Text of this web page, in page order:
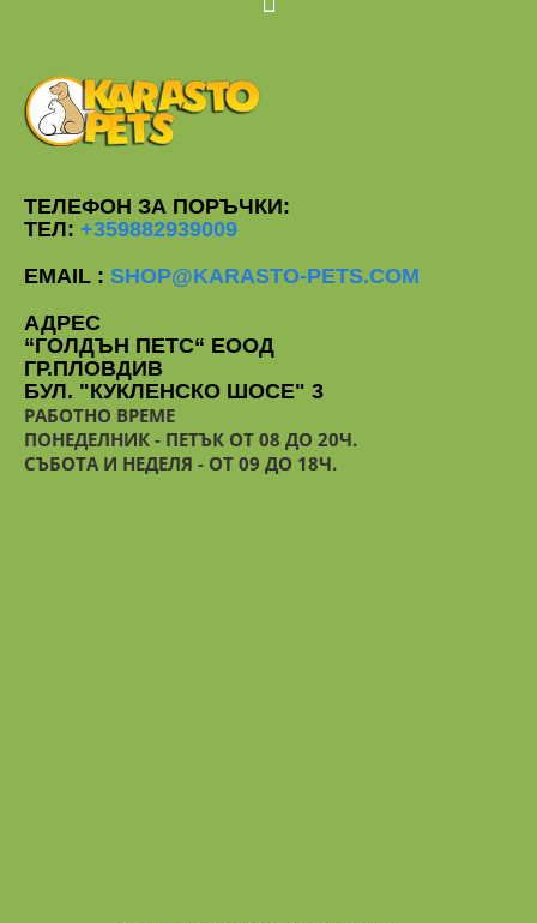
ТЕЛЕФОН ЗА ПОРЪЧКИ:
ТЕЛ: +359882939009
EMAIL : SHOP@KARASTO-PETS.COM
АДРЕС
“ГОЛДЪН ПЕТС“ ЕООД
ГР.ПЛОВДИВ
БУЛ. "КУКЛЕНСКО ШОСЕ" 3
РАБОТНО ВРЕМЕ
ПОНЕДЕЛНИК - ПЕТЪК ОТ 08 ДО 20Ч.
СЪБОТА И НЕДЕЛЯ - ОТ 09 ДО 18Ч.